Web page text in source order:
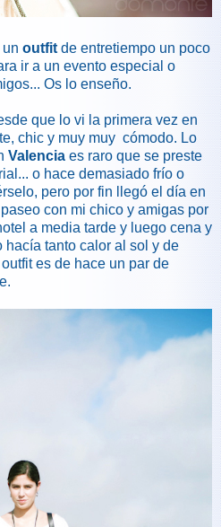
outfit de entretiempo un poco
ir a un evento especial o
Os lo enseño.
que lo vi la primera vez en
chic y muy muy cómodo. Lo
Valencia es raro que se preste
o hace demasiado frío o
pero por fin llegó el día en
con mi chico y amigas por
a media tarde y luego cena y
hacía tanto calor al sol y de
es de hace un par de